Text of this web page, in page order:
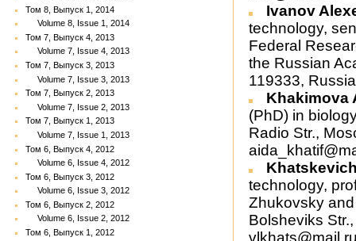
Том 8, Выпуск 1, 2014
Volume 8, Issue 1, 2014
Том 7, Выпуск 4, 2013
Volume 7, Issue 4, 2013
Том 7, Выпуск 3, 2013
Volume 7, Issue 3, 2013
Том 7, Выпуск 2, 2013
Volume 7, Issue 2, 2013
Том 7, Выпуск 1, 2013
Volume 7, Issue 1, 2013
Том 6, Выпуск 4, 2012
Volume 6, Issue 4, 2012
Том 6, Выпуск 3, 2012
Volume 6, Issue 3, 2012
Том 6, Выпуск 2, 2012
Volume 6, Issue 2, 2012
Том 6, Выпуск 1, 2012
Ivanov
technology,
Federal
the Russian
119333,
Khakimova
(PhD) in
Radio Str.,
technology,
Zhukovsky
Bolsheviks